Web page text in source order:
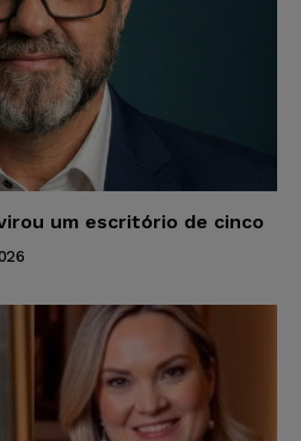
um escritório de cinco